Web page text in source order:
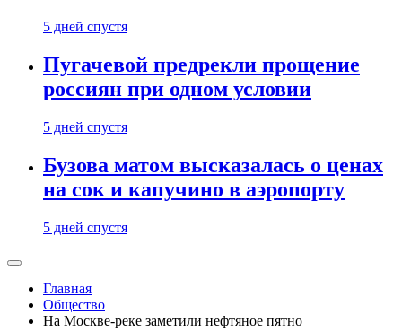
5 дней спустя
Пугачевой предрекли прощение
россиян при одном условии
5 дней спустя
Бузова матом высказалась о ценах
на сок и капучино в аэропорту
5 дней спустя
Главная
Общество
На Москве-реке заметили нефтяное пятно